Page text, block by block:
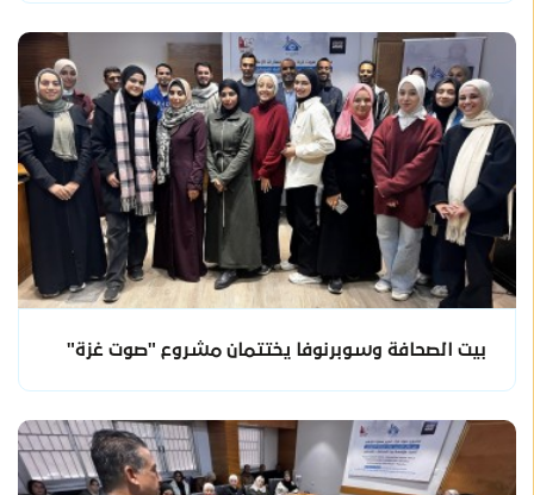
بيت الصحافة وسوبرنوفا يختتمان مشروع "صوت غزة"